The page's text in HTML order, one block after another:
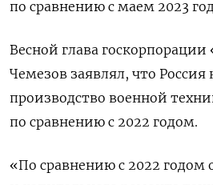
по сравнению с маем 2023
Весной глава госкорпорации
Чемезов заявлял, что Россия
производство военной
по сравнению с 2022 годом.
«По сравнению с 2022 годом